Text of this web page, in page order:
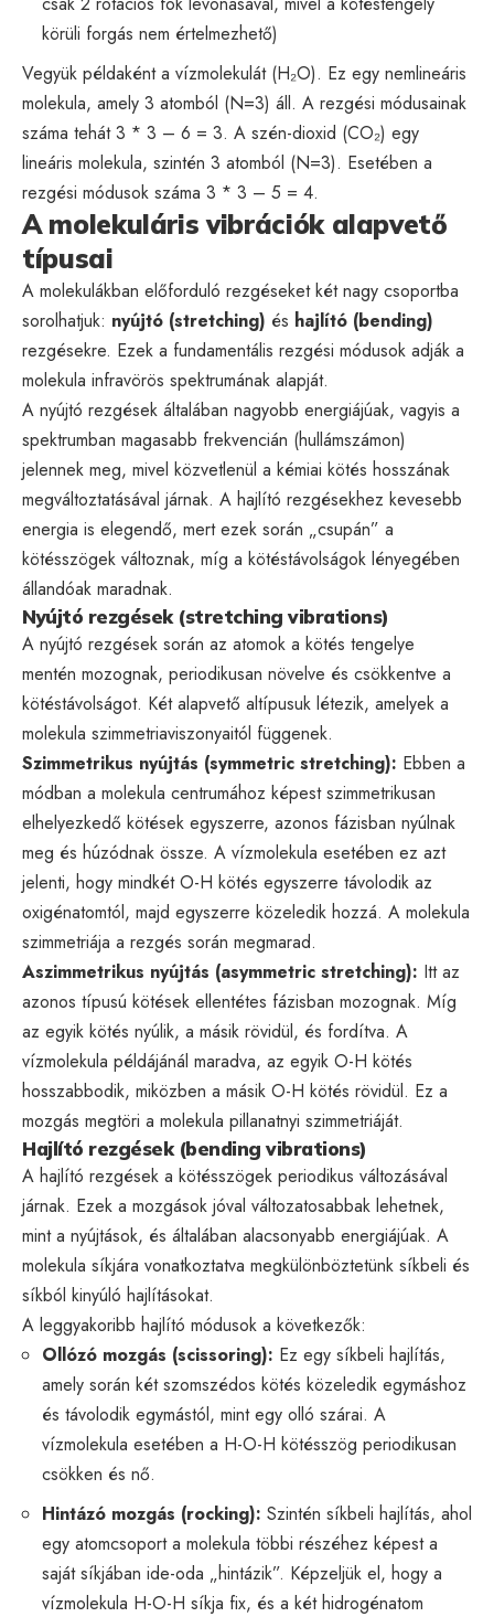
körüli forgás nem értelmezhető)
Vegyük példaként a vízmolekulát (H₂O). Ez egy nemlineáris
molekula, amely 3 atomból (N=3) áll. A rezgési módusainak
száma tehát 3 * 3 – 6 = 3. A szén-dioxid (CO₂) egy
lineáris molekula, szintén 3 atomból (N=3). Esetében a
rezgési módusok száma 3 * 3 – 5 = 4.
A molekuláris vibrációk alapvető
típusai
A molekulákban előforduló rezgéseket két nagy csoportba
sorolhatjuk: nyújtó (stretching) és hajlító (bending)
rezgésekre. Ezek a fundamentális rezgési módusok adják a
molekula infravörös spektrumának alapját.
A nyújtó rezgések általában nagyobb energiájúak, vagyis a
spektrumban magasabb frekvencián (hullámszámon)
jelennek meg, mivel közvetlenül a kémiai kötés hosszának
megváltoztatásával járnak. A hajlító rezgésekhez kevesebb
energia is elegendő, mert ezek során „csupán” a
kötésszögek változnak, míg a kötéstávolságok lényegében
állandóak maradnak.
Nyújtó rezgések (stretching vibrations)
A nyújtó rezgések során az atomok a kötés tengelye
mentén mozognak, periodikusan növelve és csökkentve a
kötéstávolságot. Két alapvető altípusuk létezik, amelyek a
molekula szimmetriaviszonyaitól függenek.
Szimmetrikus nyújtás (symmetric stretching): Ebben a
módban a molekula centrumához képest szimmetrikusan
elhelyezkedő kötések egyszerre, azonos fázisban nyúlnak
meg és húzódnak össze. A vízmolekula esetében ez azt
jelenti, hogy mindkét O-H kötés egyszerre távolodik az
oxigénatomtól, majd egyszerre közeledik hozzá. A molekula
szimmetriája a rezgés során megmarad.
Aszimmetrikus nyújtás (asymmetric stretching): Itt az
azonos típusú kötések ellentétes fázisban mozognak. Míg
az egyik kötés nyúlik, a másik rövidül, és fordítva. A
vízmolekula példájánál maradva, az egyik O-H kötés
hosszabbodik, miközben a másik O-H kötés rövidül. Ez a
mozgás megtöri a molekula pillanatnyi szimmetriáját.
Hajlító rezgések (bending vibrations)
A hajlító rezgések a kötésszögek periodikus változásával
járnak. Ezek a mozgások jóval változatosabbak lehetnek,
mint a nyújtások, és általában alacsonyabb energiájúak. A
molekula síkjára vonatkoztatva megkülönböztetünk síkbeli és
síkból kinyúló hajlításokat.
A leggyakoribb hajlító módusok a következők:
Ollózó mozgás (scissoring): Ez egy síkbeli hajlítás,
amely során két szomszédos kötés közeledik egymáshoz
és távolodik egymástól, mint egy olló szárai. A
vízmolekula esetében a H-O-H kötésszög periodikusan
csökken és nő.
Hintázó mozgás (rocking): Szintén síkbeli hajlítás, ahol
egy atomcsoport a molekula többi részéhez képest a
saját síkjában ide-oda „hintázik”. Képzeljük el, hogy a
vízmolekula H-O-H síkja fix, és a két hidrogénatom